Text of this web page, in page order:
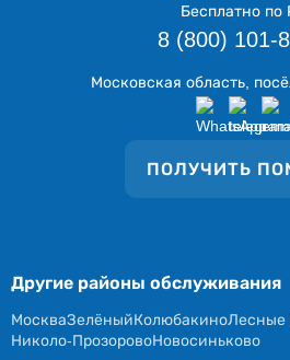
Бесплатно
8 (800) 101-
ПОЛУЧИТЬ
Московская область,
Другие районы обслуживания
МоскваЗелёныйКолюбакиноЛесные
Николо-ПрозоровоНовосиньково